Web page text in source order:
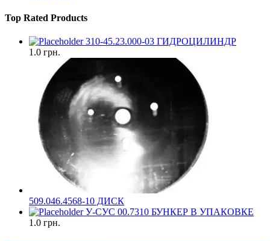
Top Rated Products
310-45.23.000-03 ГИДРОЦИЛИНДР
1.0 грн.
509.046.4568-10 ДИСК
У-СУС 00.7310 БУНКЕР В УПАКОВКЕ
1.0 грн.